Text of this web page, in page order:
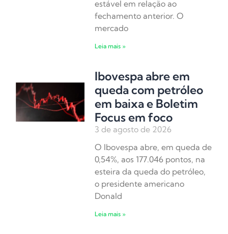
estável em relação ao
fechamento anterior. O
mercado
Leia mais »
Ibovespa abre em
queda com petróleo
em baixa e Boletim
Focus em foco
3 de agosto de 2026
O Ibovespa abre, em queda de
0,54%, aos 177.046 pontos, na
esteira da queda do petróleo,
o presidente americano
Donald
Leia mais »